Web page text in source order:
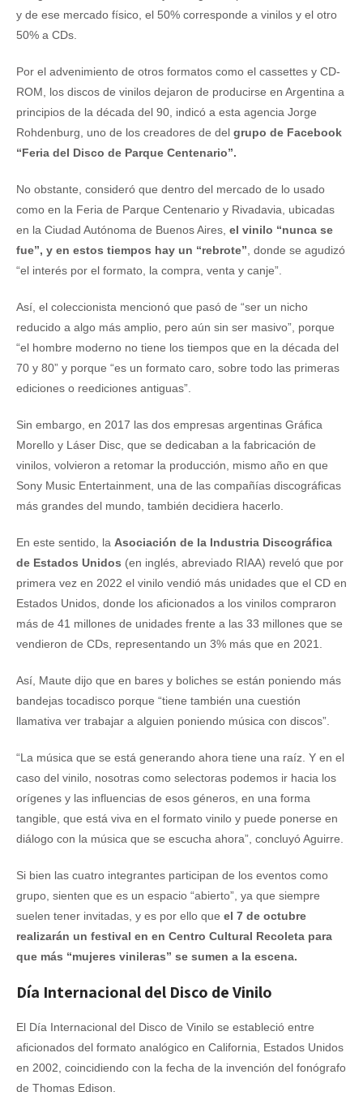
y de ese mercado físico, el 50% corresponde a vinilos y el otro
50% a CDs.
Por el advenimiento de otros formatos como el cassettes y CD-
ROM, los discos de vinilos dejaron de producirse en Argentina a
principios de la década del 90, indicó a esta agencia Jorge
Rohdenburg, uno de los creadores de del grupo de Facebook
“Feria del Disco de Parque Centenario”.
No obstante, consideró que dentro del mercado de lo usado
como en la Feria de Parque Centenario y Rivadavia, ubicadas
en la Ciudad Autónoma de Buenos Aires, el vinilo “nunca se
fue”, y en estos tiempos hay un “rebrote” , donde se agudizó
“el interés por el formato, la compra, venta y canje”.
Así, el coleccionista mencionó que pasó de “ser un nicho
reducido a algo más amplio, pero aún sin ser masivo”, porque
“el hombre moderno no tiene los tiempos que en la década del
70 y 80” y porque “es un formato caro, sobre todo las primeras
ediciones o reediciones antiguas”.
Sin embargo, en 2017 las dos empresas argentinas Gráfica
Morello y Láser Disc, que se dedicaban a la fabricación de
vinilos, volvieron a retomar la producción, mismo año en que
Sony Music Entertainment, una de las compañías discográficas
más grandes del mundo, también decidiera hacerlo.
En este sentido, la Asociación de la Industria Discográfica
de Estados Unidos (en inglés, abreviado RIAA) reveló que por
primera vez en 2022 el vinilo vendió más unidades que el CD en
Estados Unidos, donde los aficionados a los vinilos compraron
más de 41 millones de unidades frente a las 33 millones que se
vendieron de CDs, representando un 3% más que en 2021.
Así, Maute dijo que en bares y boliches se están poniendo más
bandejas tocadisco porque “tiene también una cuestión
llamativa ver trabajar a alguien poniendo música con discos”.
“La música que se está generando ahora tiene una raíz. Y en el
caso del vinilo, nosotras como selectoras podemos ir hacia los
orígenes y las influencias de esos géneros, en una forma
tangible, que está viva en el formato vinilo y puede ponerse en
diálogo con la música que se escucha ahora”, concluyó Aguirre.
Si bien las cuatro integrantes participan de los eventos como
grupo, sienten que es un espacio “abierto”, ya que siempre
suelen tener invitadas, y es por ello que el 7 de octubre
realizarán un festival en en Centro Cultural Recoleta para
que más “mujeres vinileras” se sumen a la escena.
Día Internacional del Disco de Vinilo
El Día Internacional del Disco de Vinilo se estableció entre
aficionados del formato analógico en California, Estados Unidos
en 2002, coincidiendo con la fecha de la invención del fonógrafo
de Thomas Edison.